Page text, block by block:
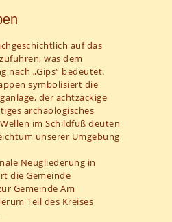
auf das
was dem
nach „Gips“ bedeutet.
symbolisiert die
der achtzackige
archäologisches
im Schildfuß deuten
unserer Umgebung
Neugliederung in
die Gemeinde
Gemeinde Am
Teil des Kreises